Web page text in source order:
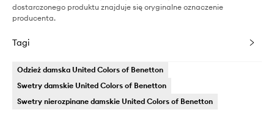
dostarczonego produktu znajduje się oryginalne oznaczenie
producenta.
Tagi
Odzież damska United Colors of Benetton
Swetry damskie United Colors of Benetton
Swetry nierozpinane damskie United Colors of Benetton